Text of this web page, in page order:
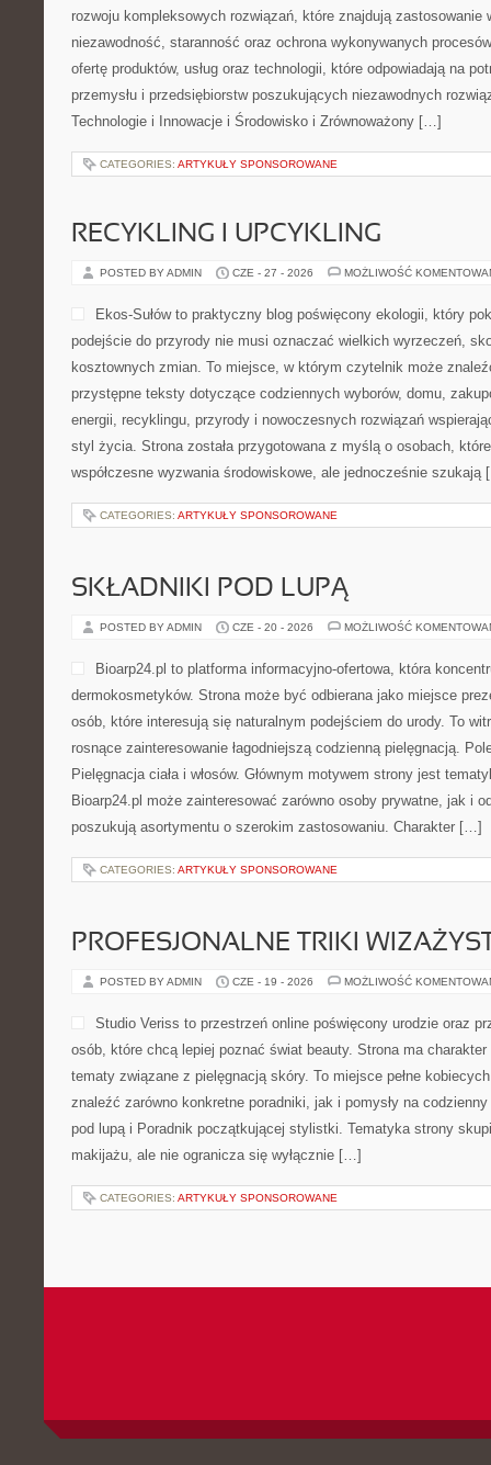
rozwoju kompleksowych rozwiązań, które znajdują
niezawodność, staranność oraz ochrona wykonywanych
ofertę produktów, usług oraz technologii, które odpowiadają na
przemysłu i przedsiębiorstw poszukujących niezawodnych
Technologie i Innowacje i Środowisko i Zrównoważony […]
CATEGORIES: ARTYKUŁY SPONSOROWANE
RECYKLING I UPCYKLING
POSTED BY ADMIN CZE - 27 - 2026 MOŻLIWOŚĆ
Ekos-Sułów to praktyczny blog poświęcony ekologii, który
podejście do przyrody nie musi oznaczać wielkich wyrzeczeń,
kosztownych zmian. To miejsce, w którym czytelnik może
przystępne teksty dotyczące codziennych wyborów, domu,
energii, recyklingu, przyrody i nowoczesnych rozwiązań
styl życia. Strona została przygotowana z myślą o osobach,
współczesne wyzwania środowiskowe, ale jednocześnie
CATEGORIES: ARTYKUŁY SPONSOROWANE
SKŁADNIKI POD LUPĄ
POSTED BY ADMIN CZE - 20 - 2026 MOŻLIWOŚĆ
Bioarp24.pl to platforma informacyjno-ofertowa, która
dermokosmetyków. Strona może być odbierana jako miejsce
osób, które interesują się naturalnym podejściem do urody. To
rosnące zainteresowanie łagodniejszą codzienną pielęgnacją.
Pielęgnacja ciała i włosów. Głównym motywem strony jest
Bioarp24.pl może zainteresować zarówno osoby prywatne, jak i
poszukują asortymentu o szerokim zastosowaniu. Charakter […]
CATEGORIES: ARTYKUŁY SPONSOROWANE
PROFESJONALNE TRIKI
POSTED BY ADMIN CZE - 19 - 2026 MOŻLIWOŚĆ
Studio Veriss to przestrzeń online poświęcony urodzie oraz
osób, które chcą lepiej poznać świat beauty. Strona ma
tematy związane z pielęgnacją skóry. To miejsce pełne
znaleźć zarówno konkretne poradniki, jak i pomysły na
pod lupą i Poradnik początkującej stylistki. Tematyka strony
makijażu, ale nie ogranicza się wyłącznie […]
CATEGORIES: ARTYKUŁY SPONSOROWANE